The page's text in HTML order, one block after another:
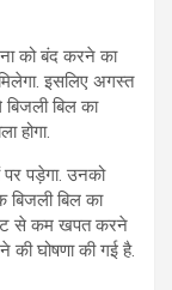
को बंद करने का
इसलिए अगस्त
बिल का
होगा.
पर पड़ेगा. उनको
बिल का
से कम खपत करने
की घोषणा की गई है.